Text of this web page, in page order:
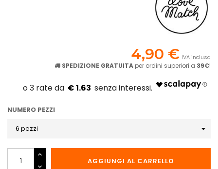
4,90 € IVA inclusa
SPEDIZIONE GRATUITA per ordini superiori a 39€!
€ 1.63
NUMERO PEZZI
AGGIUNGI AL CARRELLO